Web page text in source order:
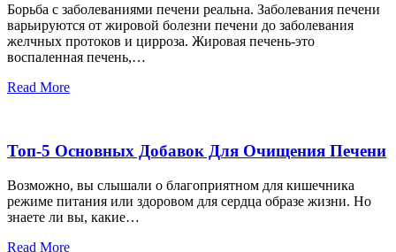
Борьба с заболеваниями печени реальна. Заболевания печени
варьируются от жировой болезни печени до заболевания
желчных протоков и цирроза. Жировая печень-это
воспаленная печень,…
Read More
Топ-5 Основных Добавок Для Очищения Печени
Возможно, вы слышали о благоприятном для кишечника
режиме питания или здоровом для сердца образе жизни. Но
знаете ли вы, какие…
Read More